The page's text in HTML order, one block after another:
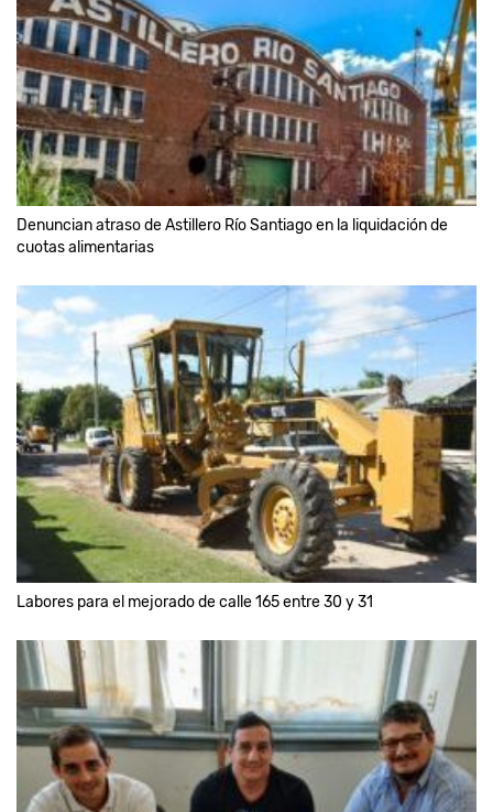
Denuncian atraso de Astillero Río Santiago en la liquidación de
cuotas alimentarias
Labores para el mejorado de calle 165 entre 30 y 31